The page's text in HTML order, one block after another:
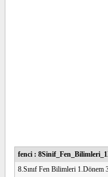
fenci :
8.Sınıf Fen Bilimleri 1.Dönem